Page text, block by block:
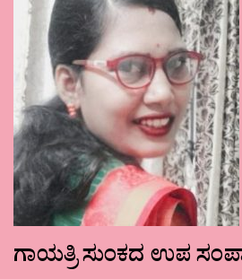
ಗಾಯತ್ರಿ ಸುಂಕದ ಉಪ